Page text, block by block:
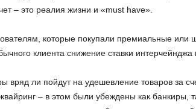
– это реалия жизни и «must have».
которые покупали премиальные или
клиента снижение ставки интерчейнджа
вряд ли пойдут на удешевление товаров за
– в этом были убеждены как банкиры,